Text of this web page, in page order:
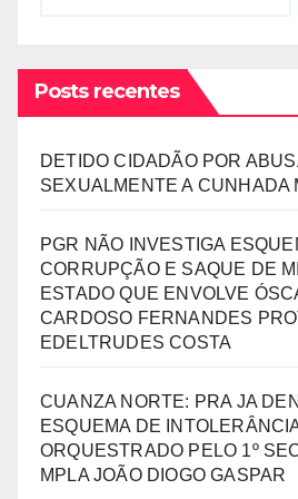
Posts recentes
DETIDO CIDADÃO POR
SEXUALMENTE A CUNHADA
PGR NÃO INVESTIGA
CORRUPÇÃO E SAQUE DE
ESTADO QUE ENVOLVE
CARDOSO FERNANDES
EDELTRUDES COSTA
CUANZA NORTE: PRA JA
ESQUEMA DE
ORQUESTRADO PELO 1º
MPLA JOÃO DIOGO GASPAR